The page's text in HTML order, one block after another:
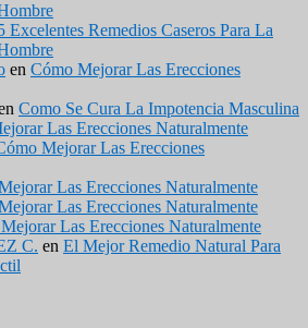
Excelentes Remedios Caseros Para La
en Cómo Mejorar Las Erecciones
Como Se Cura La Impotencia Masculina
Las Erecciones Naturalmente
Mejorar Las Erecciones
Las Erecciones Naturalmente
Las Erecciones Naturalmente
Las Erecciones Naturalmente
C. en El Mejor Remedio Natural Para